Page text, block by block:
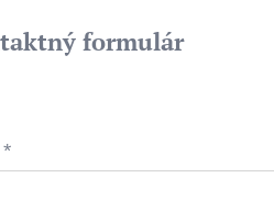
formulár